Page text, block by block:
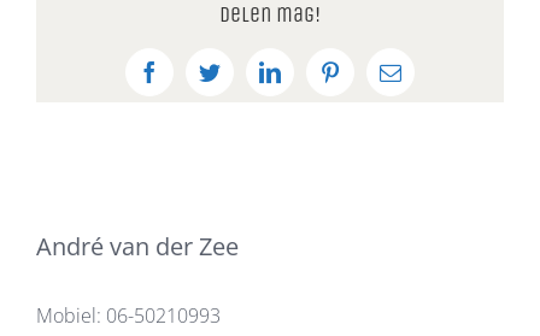
Delen mag!
FacebookTwitterLinkedInPinterest
E-
André van der Zee
Mobiel: 06-50210993